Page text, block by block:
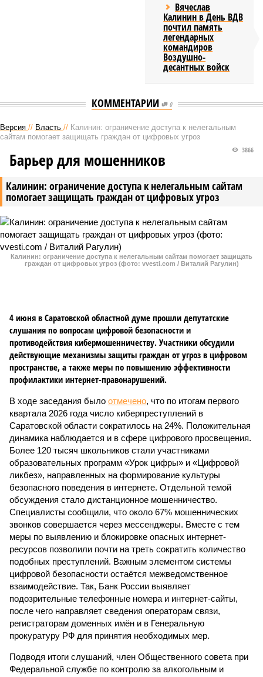
Вячеслав
Калинин в День ВДВ
почтил память
легендарных
командиров
Воздушно-
десантных войск
КОММЕНТАРИИ 0
Версия // Власть // Калинин: ограничение доступа к нелегальным
сайтам помогает защищать граждан от цифровых угроз
Калинин: ограничение доступа к нелегальным сайтам
помогает защищать граждан от цифровых угроз
3866
Барьер для мошенников
Калинин: ограничение доступа к нелегальным сайтам помогает защищать
граждан от цифровых угроз (фото: vvesti.com / Виталий Рагулин)
4 июня в Саратовской областной думе прошли депутатские
слушания по вопросам цифровой безопасности и
противодействия кибермошенничеству. Участники обсудили
действующие механизмы защиты граждан от угроз в цифровом
пространстве, а также меры по повышению эффективности
профилактики интернет-правонарушений.
В ходе заседания было отмечено, что по итогам первого
квартала 2026 года число киберпреступлений в
Саратовской области сократилось на 24%. Положительная
динамика наблюдается и в сфере цифрового просвещения.
Более 120 тысяч школьников стали участниками
образовательных программ «Урок цифры» и «Цифровой
ликбез», направленных на формирование культуры
безопасного поведения в интернете. Отдельной темой
обсуждения стало дистанционное мошенничество.
Специалисты сообщили, что около 67% мошеннических
звонков совершается через мессенджеры. Вместе с тем
меры по выявлению и блокировке опасных интернет-
ресурсов позволили почти на треть сократить количество
подобных преступлений. Важным элементом системы
цифровой безопасности остаётся межведомственное
взаимодействие. Так, Банк России выявляет
подозрительные телефонные номера и интернет-сайты,
после чего направляет сведения операторам связи,
регистраторам доменных имён и в Генеральную
прокуратуру РФ для принятия необходимых мер.
Подводя итоги слушаний, член Общественного совета при
Федеральной службе по контролю за алкогольным и